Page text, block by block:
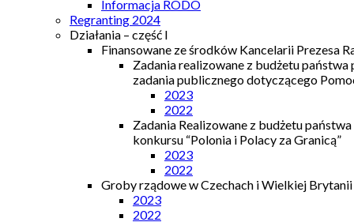
Informacja RODO
Regranting 2024
Działania – część I
Finansowane ze środków Kancelarii Prezesa
Zadania realizowane z budżetu
zadania publicznego dotyczącego
2023
2022
Zadania Realizowane z budżetu
konkursu “Polonia i Polacy za Granicą”
2023
2022
Groby rządowe w Czechach i Wielkiej Brytanii
2023
2022